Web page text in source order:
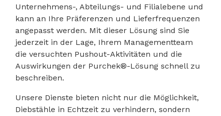
Unternehmens-, Abteilungs- und Filialebene und
kann an Ihre Präferenzen und Lieferfrequenzen
angepasst werden. Mit dieser Lösung sind Sie
jederzeit in der Lage, Ihrem Managementteam
die versuchten Pushout-Aktivitäten und die
Auswirkungen der Purchek®-Lösung schnell zu
beschreiben.
Unsere Dienste bieten nicht nur die Möglichkeit,
Diebstähle in Echtzeit zu verhindern, sondern